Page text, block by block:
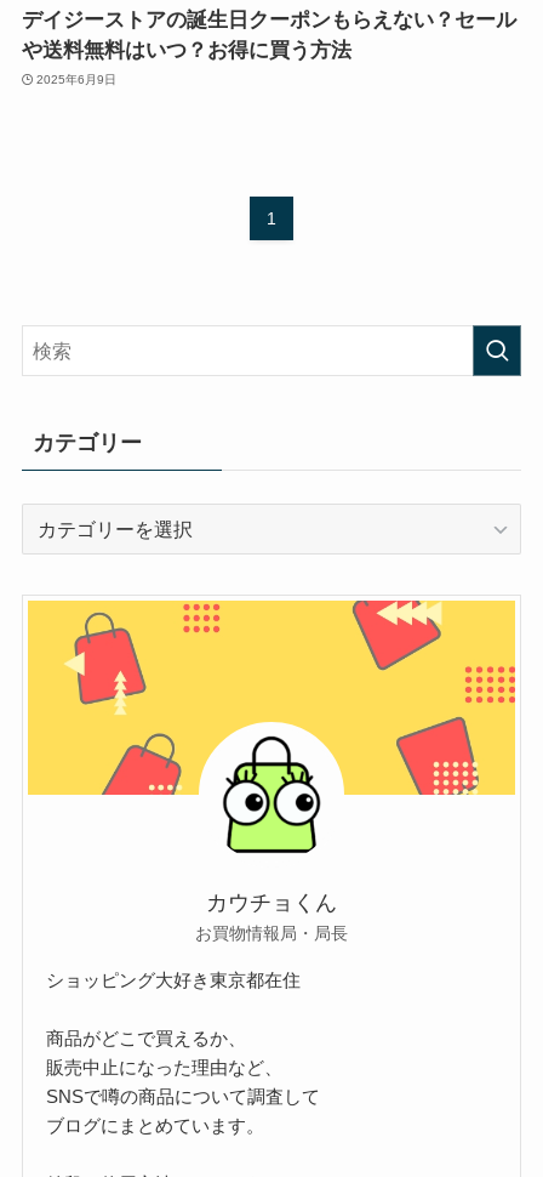
デイジーストアの誕生日クーポンもらえない？セール
や送料無料はいつ？お得に買う方法
2025年6月9日
1
カテゴリー
カウチョくん
お買物情報局・局長
ショッピング大好き東京都在住
商品がどこで買えるか、
販売中止になった理由など、
SNSで噂の商品について調査して
ブログにまとめています。